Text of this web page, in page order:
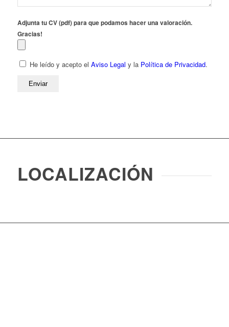
Adjunta tu CV (pdf) para que podamos hacer una valoración.
Gracias!
He leído y acepto el Aviso Legal y la Política de Privacidad.
LOCALIZACIÓN